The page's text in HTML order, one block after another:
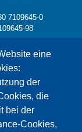
eine
der
die
bei der
Cookies,
7109645-0
98